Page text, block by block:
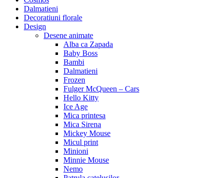
Dalmatieni
Decoratiuni florale
Design
Desene animate
Alba ca Zapada
Baby Boss
Bambi
Dalmatieni
Frozen
Fulger McQueen – Cars
Hello Kitty
Ice Age
Mica printesa
Mica Sirena
Mickey Mouse
Micul print
Minioni
Minnie Mouse
Nemo